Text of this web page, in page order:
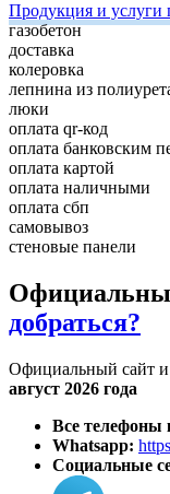
Продукция и услуги
газобетон
доставка
колеровка
лепнина из
люки
оплата qr-код
оплата банковским
оплата картой
оплата наличными
оплата сбп
самовывоз
стеновые панели
добраться?
Официальный сайт и
август 2026 года
Все телефоны
Whatsapp:
Социальные